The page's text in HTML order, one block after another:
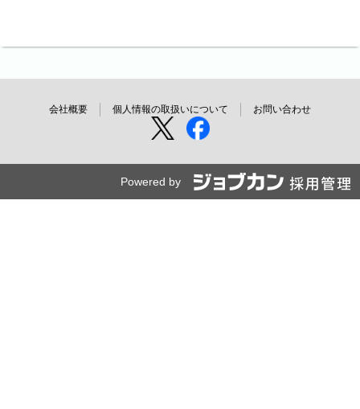
会社概要 個人情報の取扱いについて お問い合わせ
Powered by